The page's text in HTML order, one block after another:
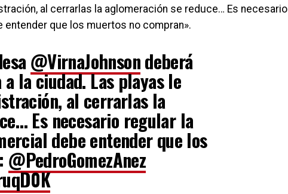
al cerrarlas la aglomeración se reduce… Es necesario
que los muertos no compran».
@VirnaJohnsondeberá
la ciudad. Las playas le
al cerrarlas la
Es necesario regular la
debe entender que los
@PedroGomezAnez